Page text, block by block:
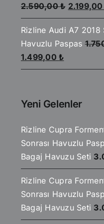
2.590,00₺ Orijinal
fiyat:
2.199,00
Rizline Audi A7 2018
Havuzlu Paspas
Orijinal
fiyat:
1.499,00 ₺Şu
andaki
Yeni Gelenler
Rizline Cupra
Sonrası Havuzlu
Bagaj Havuzu Seti
Rizline Cupra
Sonrası Havuzlu
Bagaj Havuzu Seti